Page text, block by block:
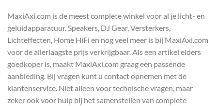
MaxiAxi.com is de meest complete winkel voor al je licht- en
geluidapparatuur. Speakers, DJ Gear, Versterkers,
Lichteffecten, Home HiFi en nog veel meer is bij MaxiAxi.com
voor de allerlaagste prijs verkrijgbaar. Als een artikel elders
goedkoper is, maakt MaxiAxi.com graag een passende
aanbieding. Bij vragen kunt u contact opnemen met de
klantenservice. Niet alleen voor technische vragen, maar
zeker ook voor hulp bij het samenstellen van complete